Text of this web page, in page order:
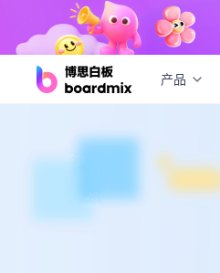
产品